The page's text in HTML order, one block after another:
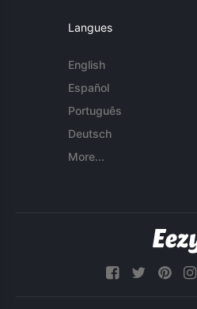
Langues
English
Español
Português
Deutsch
More...